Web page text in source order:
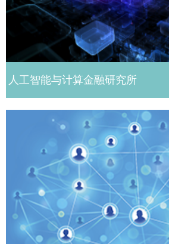
人工智能与计算金融研究所